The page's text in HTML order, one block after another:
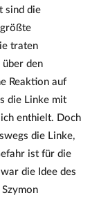
sind die
traten
über den
Reaktion auf
die Linke mit
enthielt. Doch
die Linke,
ist für die
die Idee des